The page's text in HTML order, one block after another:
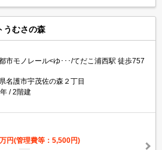
うむさの森
市モノレール<ゆ･･･/てだこ浦西駅 徒歩757
名護市宇茂佐の森２丁目
2階建
万円(管理費等：5,500円)